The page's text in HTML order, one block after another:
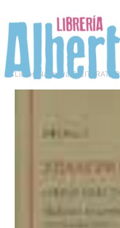
Libros Narrativa/ 8.